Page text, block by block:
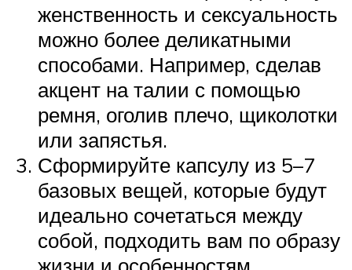
женственность и сексуальность
можно более деликатными
способами. Например, сделав
акцент на талии с помощью
ремня, оголив плечо, щиколотки
или запястья.
Сформируйте капсулу из 5–7
базовых вещей, которые будут
идеально сочетаться между
собой, подходить вам по образу